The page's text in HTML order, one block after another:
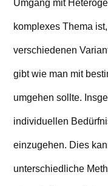
Umgang mit
komplexes Thema
verschiedenen
gibt wie man mit
umgehen sollte.
individuellen
einzugehen. Dies
unterschiedliche